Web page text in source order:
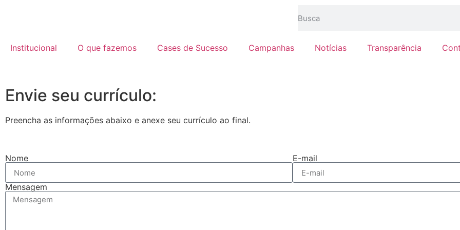
Institucional O que fazemos Cases de Sucesso Campanhas Notícias Transparência
Envie seu currículo:
Preencha as informações abaixo e anexe seu currículo ao final.
Nome E-mail
Mensagem